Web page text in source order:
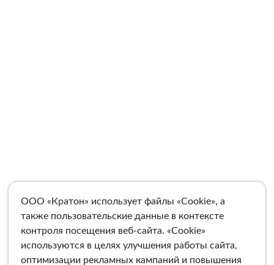
ООО «Кратон» использует файлы «Cookie», а
также пользовательские данные в контексте
контроля посещения веб-сайта. «Cookie»
используются в целях улучшения работы сайта,
оптимизации рекламных кампаний и повышения